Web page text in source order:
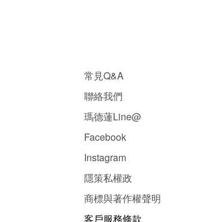
常見Q&A
聯絡我們
瑪德蓮Line@
Facebook
Instagram
隱策私權政
商標與著作權聲明
客戶服務條款